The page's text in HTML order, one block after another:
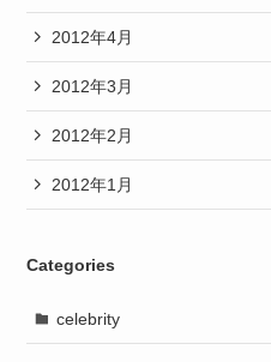
2012年4月
2012年3月
2012年2月
2012年1月
Categories
celebrity